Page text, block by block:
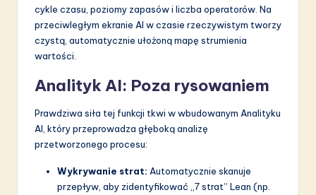
cykle czasu, poziomy zapasów i liczba operatorów. Na
przeciwległym ekranie AI w czasie rzeczywistym tworzy
czystą, automatycznie ułożoną mapę strumienia
wartości.
Analityk AI: Poza rysowaniem
Prawdziwa siła tej funkcji tkwi w wbudowanym Analityku
AI, który przeprowadza głęboką analizę
przetworzonego procesu:
Wykrywanie strat: Automatycznie skanuje
przepływ, aby zidentyfikować „7 strat” Lean (np.